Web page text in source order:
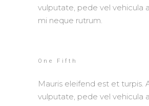
vulputate, pede vel vehicula
mi neque rutrum.
One Fifth
Mauris eleifend est et turpis.
vulputate, pede vel vehicula